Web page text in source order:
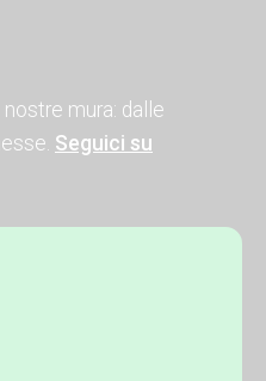
mura: dalle
Seguici su